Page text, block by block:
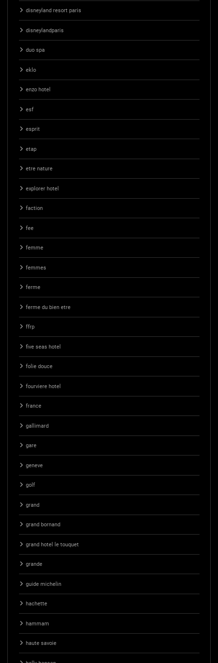
disneyland resort paris
disneylandparis
duo spa
eklo
enzo hotel
esf
esprit
etap
etre nature
explorer hotel
faction
fee
femme
femmes
ferme
ferme du bien etre
ffrp
five seas hotel
folie douce
fourviere hotel
france
gallimard
gare
geneve
golf
grand
grand bornand
grand hotel le touquet
grande
guide michelin
hachette
hammam
haute savoie